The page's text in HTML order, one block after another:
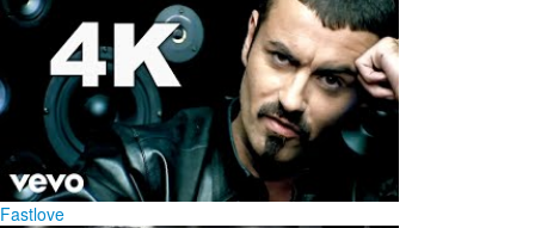
Fastlove